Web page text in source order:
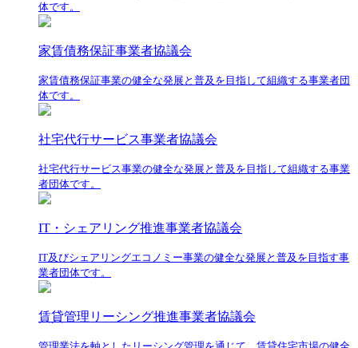
体です。
家賃債務保証事業者協議会
家賃債務保証事業の健全な発展と普及を目指して組織する事業者団
体です。
社宅代行サービス事業者協議会
社宅代行サービス事業の健全な発展と普及を目指して組織する事業
者団体です。
IT・シェアリング推進事業者協議会
IT及びシェアリングエコノミー事業の健全な発展と普及を目指す事
業者団体です。
賃貸管理リーシング推進事業者協議会